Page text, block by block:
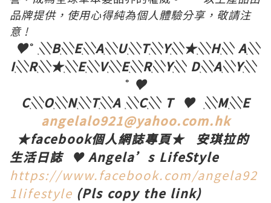
品牌提供，使用心得純為個人體驗分享，敬請注
意!
♥˚ ░B░E░A░U░T░Y░★░H░A░
I░R░★░E░V░E░R░Y░D░A░Y░
˚ ♥
C░O░N░T░A ░C░T ♥ ░M░E
angelalo921@yahoo.com.hk
★facebook個人網誌專頁★
安琪拉的
生活日誌
♥ Angela’s LifeStyle
https://www.facebook.com/angela92
1lifestyle (Pls copy the link)